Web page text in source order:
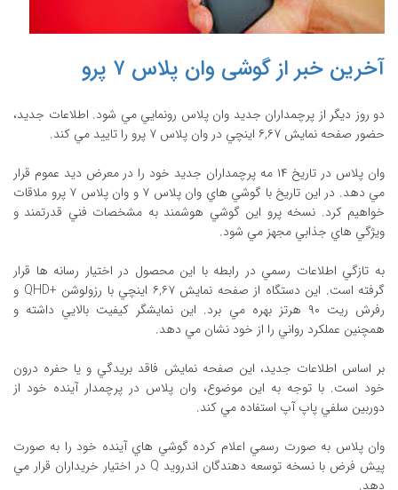
آخرین خبر از گوشی وان پلاس ۷ پرو
دو روز ديگر از پرچمداران جديد وان پلاس رونمايي مي شود. اطلاعات جديد،
حضور صفحه نمايش ۶,۶۷ اينچي در وان پلاس ۷ پرو را تاييد مي کند.
وان پلاس در تاريخ ۱۴ مه پرچمداران جديد خود را در معرض ديد عموم قرار
مي دهد. در اين تاريخ با گوشي هاي وان پلاس ۷ و وان پلاس ۷ پرو ملاقات
خواهيم کرد. نسخه پرو اين گوشي هوشمند به مشخصات فني قدرتمند و
ويژگي هاي جذابي مجهز مي شود.
به تازگي اطلاعات رسمي در رابطه با اين محصول در اختيار رسانه ها قرار
گرفته است. اين دستگاه از صفحه نمايش ۶,۶۷ اينچي با رزولوشن +QHD و
رفرش ريت ۹۰ هرتز بهره مي برد. اين نمايشگر کيفيت بالايي داشته و
همچنين عملکرد رواني را از خود نشان مي دهد.
بر اساس اطلاعات جديد، اين صفحه نمايش فاقد بريدگي و يا حفره درون
خود است. با توجه به اين موضوع، وان پلاس در پرچمدار آينده خود از
دوربين سلفي پاپ آپ استفاده مي کند.
وان پلاس به صورت رسمي اعلام کرده گوشي هاي آينده خود را به صورت
پيش فرض با نسخه توسعه دهندگان اندرويد Q در اختيار خريداران قرار مي
دهد.